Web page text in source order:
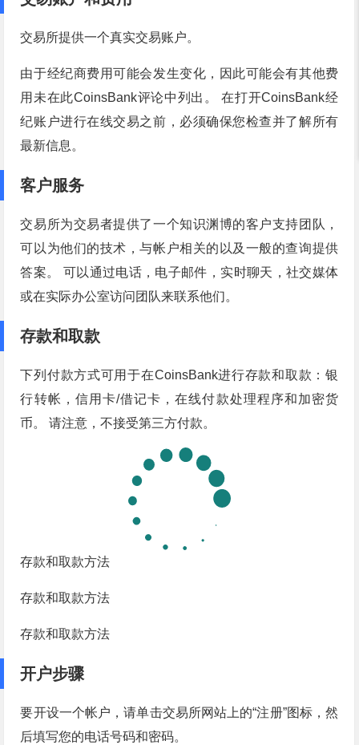
交易所提供一个真实交易账户。
由于经纪商费用可能会发生变化，因此可能会有其他费
用未在此CoinsBank评论中列出。 在打开CoinsBank经
纪账户进行在线交易之前，必须确保您检查并了解所有
最新信息。
客户服务
交易所为交易者提供了一个知识渊博的客户支持团队，
可以为他们的技术，与帐户相关的以及一般的查询提供
答案。 可以通过电话，电子邮件，实时聊天，社交媒体
或在实际办公室访问团队来联系他们。
存款和取款
下列付款方式可用于在CoinsBank进行存款和取款：银
行转帐，信用卡/借记卡，在线付款处理程序和加密货
币。 请注意，不接受第三方付款。
存款和取款方法
存款和取款方法
存款和取款方法
开户步骤
要开设一个帐户，请单击交易所网站上的“注册”图标，然
后填写您的电话号码和密码。